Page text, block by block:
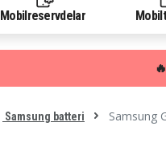
Mobilreservdelar
Samsung batteri Samsung